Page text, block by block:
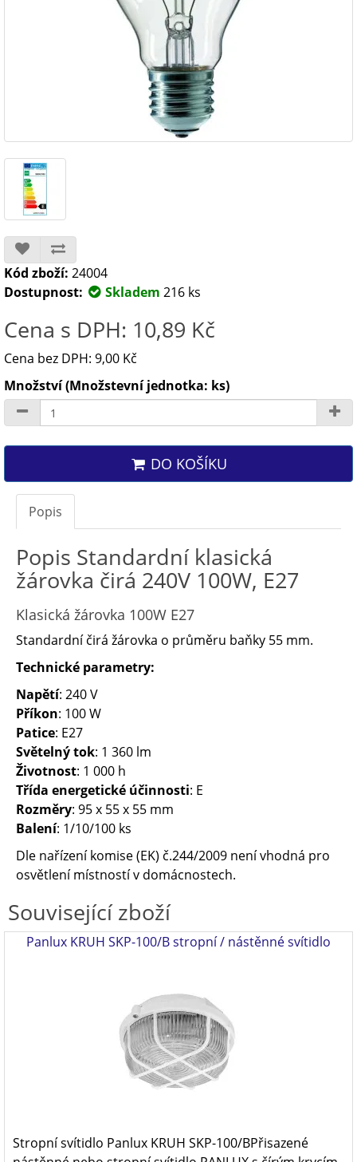
Kód zboží: 24004
Dostupnost:
Skladem 216 ks
Cena s DPH: 10,89 Kč
Cena bez DPH: 9,00 Kč
Množství (Množstevní jednotka: ks)
DO KOŠÍKU
Popis
Popis Standardní klasická
žárovka čirá 240V 100W, E27
Klasická žárovka 100W E27
Standardní čirá žárovka o průměru baňky 55 mm.
Technické parametry:
Napětí: 240 V
Příkon: 100 W
Patice: E27
Světelný tok: 1 360 lm
Životnost: 1 000 h
Třída energetické účinnosti: E
Rozměry: 95 x 55 x 55 mm
Balení: 1/10/100 ks
Dle nařízení komise (EK) č.244/2009 není vhodná pro
osvětlení místností v domácnostech.
Související zboží
Panlux KRUH SKP-100/B stropní / nástěnné svítidlo
Stropní svítidlo Panlux KRUH SKP-100/BPřisazené